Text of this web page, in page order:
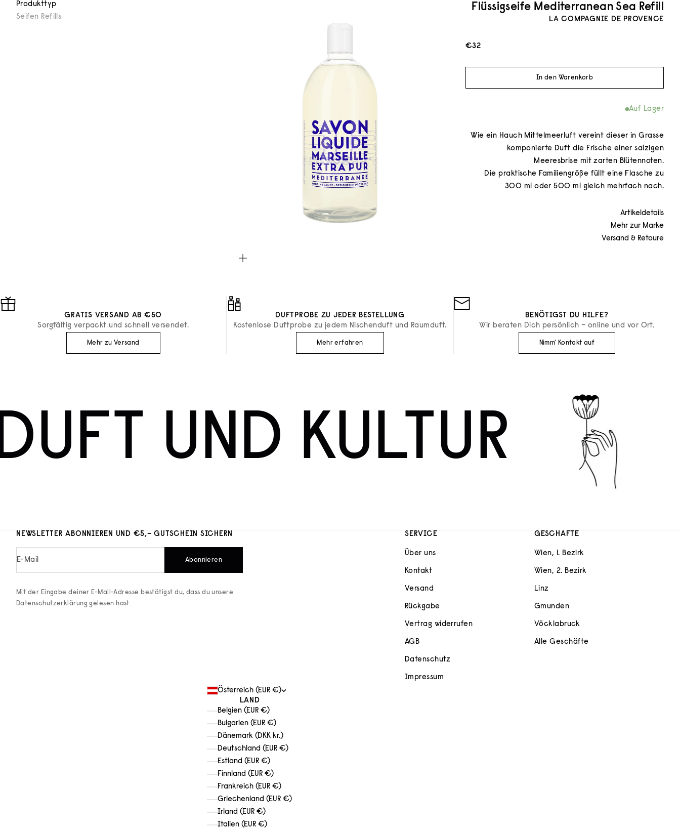
Produkttyp
Seifen Refills
Flüssigseife Mediter­ranean Sea Refill
LA COMPAGNIE DE PROVENCE
Angebot
€32
In den Warenkorb
Auf Lager
Wie ein Hauch Mittelmeerluft vereint dieser in Grasse
komponierte Duft die Frische einer salzigen
Meeresbrise mit zarten Blütennoten.
Die praktische Familiengröße füllt eine Flasche zu
300 ml oder 500 ml gleich mehrfach nach.
Artikeldetails
Mehr zur Marke
Versand & Retoure
GRATIS VERSAND AB €50
Sorgfältig verpackt und schnell versendet.
Mehr zu Versand
DUFTPROBE ZU JEDER BESTELLUNG
Kostenlose Duftprobe zu jedem Nischenduft und Raumduft.
Mehr erfahren
BENÖTIGST DU HILFE?
Wir beraten Dich persönlich – online und vor Ort.
Nimm' Kontakt auf
UND KULTUR
NEWSLETTER ABONNIEREN UND €5,– GUTSCHEIN SICHERN
E-Mail Abonnieren
Mit der Eingabe deiner E-Mail-Adresse bestätigst du, dass du unsere
Datenschutzerklärung gelesen hast.
SERVICE
Über uns
Kontakt
Versand
Rückgabe
Vertrag widerrufen
AGB
Datenschutz
Impressum
GESCHÄFTE
Wien, 1. Bezirk
Wien, 2. Bezirk
Linz
Gmunden
Vöcklabruck
Alle Geschäfte
Österreich (EUR €)
LAND
Belgien (EUR €)
Bulgarien (EUR €)
Dänemark (DKK kr.)
Deutschland (EUR €)
Estland (EUR €)
Finnland (EUR €)
Frankreich (EUR €)
Griechenland (EUR €)
Irland (EUR €)
Italien (EUR €)